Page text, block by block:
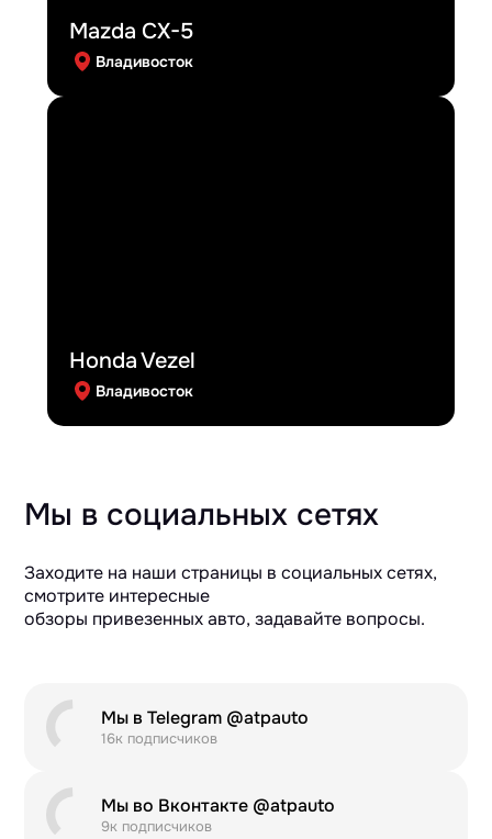
Mazda CX-5
Владивосток
Honda Vezel
Владивосток
Мы в социальных сетях
Заходите на наши страницы в социальных сетях,
смотрите интересные
обзоры привезенных авто, задавайте вопросы.
Мы в Telegram @atpauto
16к подписчиков
Мы во Вконтакте @atpauto
9к подписчиков